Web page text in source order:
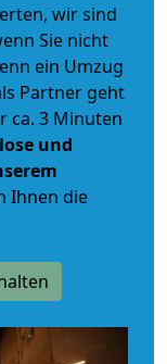
wir sind
Sie nicht
ein Umzug
Partner geht
ca. 3 Minuten
und
Ihnen die